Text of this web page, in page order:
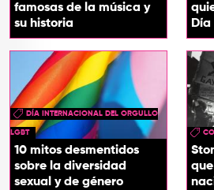
famosas de la música y
su historia
Día
DÍA INTERNACIONAL DEL ORGULLO
LGBT
10 mitos desmentidos
sobre la diversidad
sexual y de género